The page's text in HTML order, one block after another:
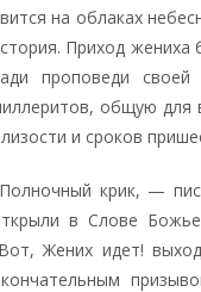
на облаках
Приход
проповеди
общую для
и сроков
крик, —
в Слове
Жених идет!